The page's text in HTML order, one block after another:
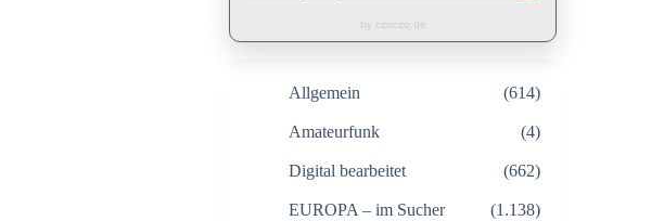
by czoczo.de
Allgemein (614)
Amateurfunk (4)
Digital bearbeitet (662)
EUROPA – im Sucher (1.138)